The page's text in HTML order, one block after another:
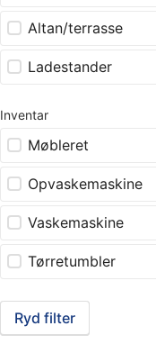
Altan/terrasse
Ladestander
Inventar
Møbleret
Opvaskemaskine
Vaskemaskine
Tørretumbler
Ryd filter